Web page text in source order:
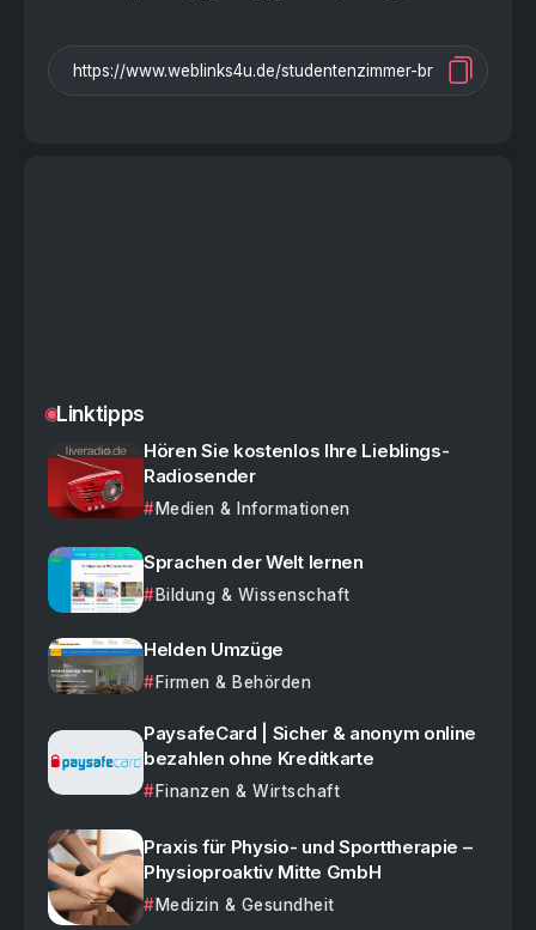
Linktipps
Hören Sie kostenlos Ihre Lieblings-
Radiosender
Medien & Informationen
Sprachen der Welt lernen
Bildung & Wissenschaft
Helden Umzüge
Firmen & Behörden
PaysafeCard | Sicher & anonym online
bezahlen ohne Kreditkarte
Finanzen & Wirtschaft
Praxis für Physio- und Sporttherapie –
Physioproaktiv Mitte GmbH
Medizin & Gesundheit